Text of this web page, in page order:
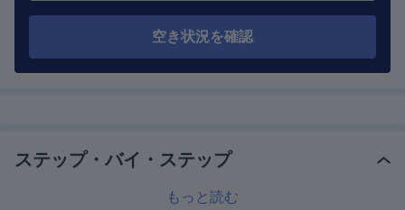
空き状況を確認
ステップ・バイ・ステップ
もっと読む